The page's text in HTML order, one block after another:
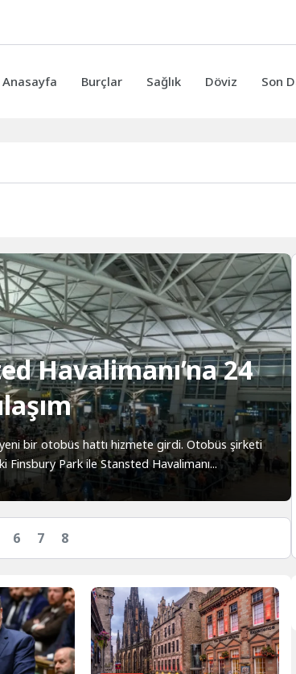
Anasayfa Burçlar Sağlık Döviz Son
Havalimanı’na 24
yeni bir otobüs hattı hizmete girdi. Otobüs şirketi
Finsbury Park ile Stansted Havalimanı...
6 7 8